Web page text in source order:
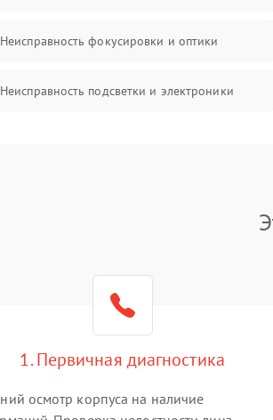
Неисправность фокусировки и оптики
Неисправность подсветки и электроники
Корпус/Герметичность
1. Первичная диагностика
осмотр корпуса на наличие